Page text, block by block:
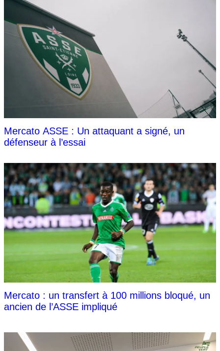
Mercato ASSE : Un attaquant a signé, un
défenseur à l’essai
Mercato : un transfert à 100 millions bloqué, un
ancien de l’ASSE impliqué